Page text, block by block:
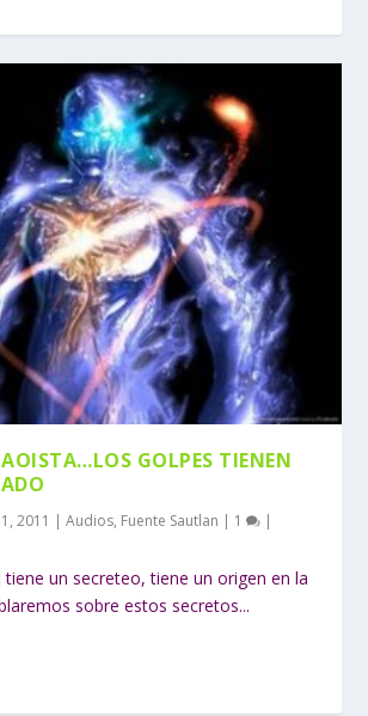
GOLPES TIENEN
2011 |Audios, Fuente Sautlan | 1 |
un secreteo, tiene un origen en la
sobre estos secretos...